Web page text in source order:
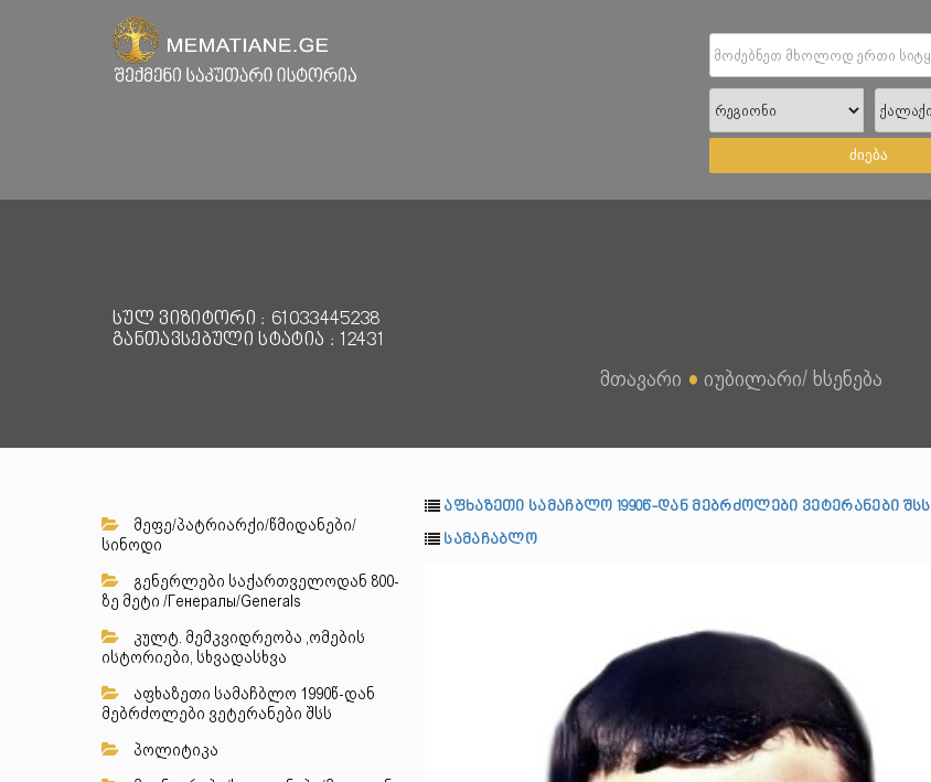
ძიება
სულ ვიზიტორი : 61033445238
განთავსებული სტატია : 12431
მთავარი ● იუბილარი/ ხსენება
მეფე/პატრიარქი/წმიდანები/
სინოდი
გენერლები საქართველოდან 800-
ზე მეტი /Генералы/Generals
კულტ. მემკვიდრეობა ,ომების
ისტორიები, სხვადასხვა
აფხაზეთი სამაჩბლო 1990წ-დან
მებრძოლები ვეტერანები შსს
პოლიტიკა
აფხაზეთი სამაჩბლო 1990წ-დან მებრძოლები ვეტერანები შსს
სამაჩაბლო